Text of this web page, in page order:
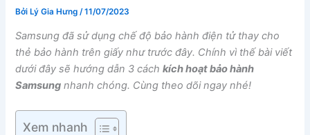
Bởi Lý Gia Hưng/11/07/2023
Samsung đã sử dụng chế độ bảo hành điện tử thay cho
thẻ bảo hành trên giấy như trước đây. Chính vì thế bài viết
dưới đây sẽ hướng dẫn 3 cáchkích hoạt bảo hành
Samsung nhanh chóng. Cùng theo dõi ngay nhé!
Xem nhanh